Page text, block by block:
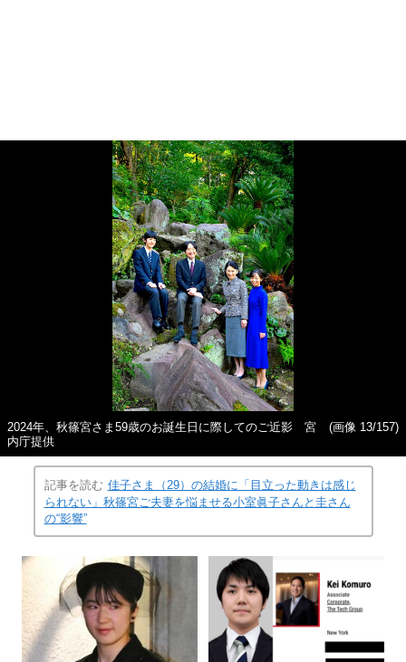
2024年、秋篠宮さま59歳のお誕生日に際してのご近影 宮
内庁提供
(画像 13/157)
記事を読む 佳子さま（29）の結婚に「目立った動きは感じ
られない」秋篠宮ご夫妻を悩ませる小室眞子さんと圭さん
の“影響”